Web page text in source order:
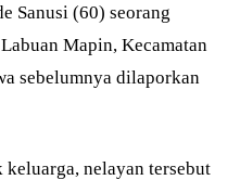
Sanusi (60) seorang
Mapin, Kecamatan
sebelumnya dilaporkan
nelayan tersebut